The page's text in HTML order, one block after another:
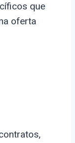
que
oferta